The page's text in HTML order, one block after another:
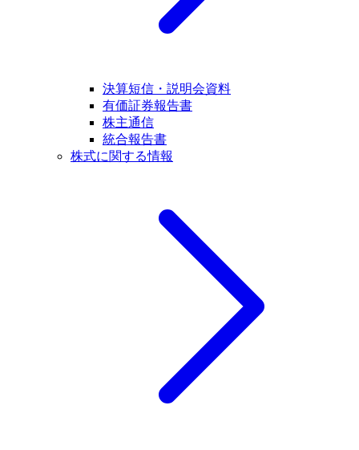
決算短信・説明会資料
有価証券報告書
株主通信
統合報告書
株式に関する情報